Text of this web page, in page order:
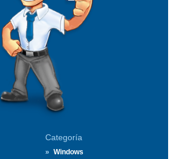
Categoría
Windows